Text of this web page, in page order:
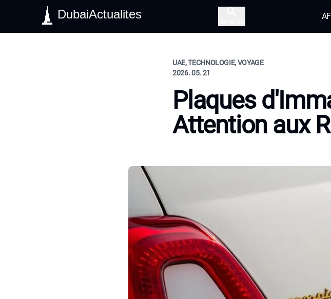
DubaiActualites
UAE, TECHNOLOGIE, VOYAGE
2026. 05. 21
Plaques
Attention aux